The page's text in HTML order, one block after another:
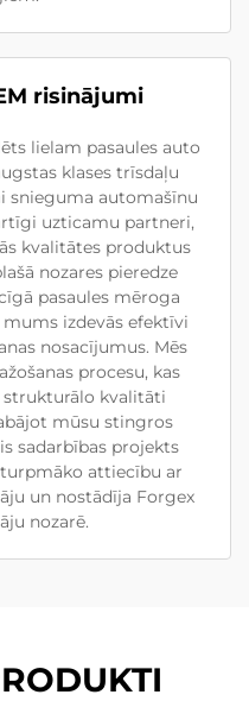
risinājumi
lielam pasaules auto
klases trīsdaļu
snieguma automašīnu
uzticamu partneri,
kvalitātes produktus
nozares pieredze
pasaules mēroga
izdevās efektīvi
nosacījumus. Mēs
procesu, kas
kvalitāti
mūsu stingros
sadarbības projekts
attiecību ar
un nostādīja Forgex
nozarē.